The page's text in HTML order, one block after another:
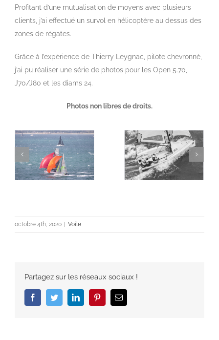
Profitant d’une mutualisation de moyens avec plusieurs
clients, j’ai effectué un survol en hélicoptère au dessus des
zones de régates.
Grâce à l’expérience de Thierry Leygnac, pilote chevronné,
j’ai pu réaliser une série de photos pour les Open 5.70,
J70/J80 et les diams 24.
Photos non libres de droits.
octobre 4th, 2020 Voile
Partagez sur les réseaux sociaux !
FacebookTwitterLinkedInPinterestEmail